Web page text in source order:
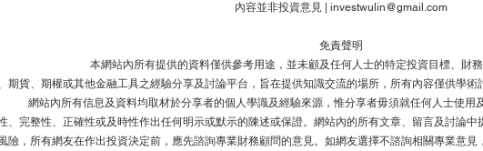
內容並非投資意見 | investwulin@gmail.com
免責聲明
本網站內所有提供的資料僅供參考用途，並未顧及任何人士的特定投資目標、財
期貨、期權或其他金融工具之經驗分享及討論平台，旨在提供知識交流的場所，所有內容僅供學
網站內所有信息及資料均取材於分享者的個人學識及經驗來源，惟分享者毋須就任何人士使用
、完整性、正確性或及時性作出任何明示或默示的陳述或保證。網站內的所有文章、留言及討論
險，所有網友在作出投資決定前，應先諮詢專業財務顧問的意見。如網友選擇不諮詢相關專業意